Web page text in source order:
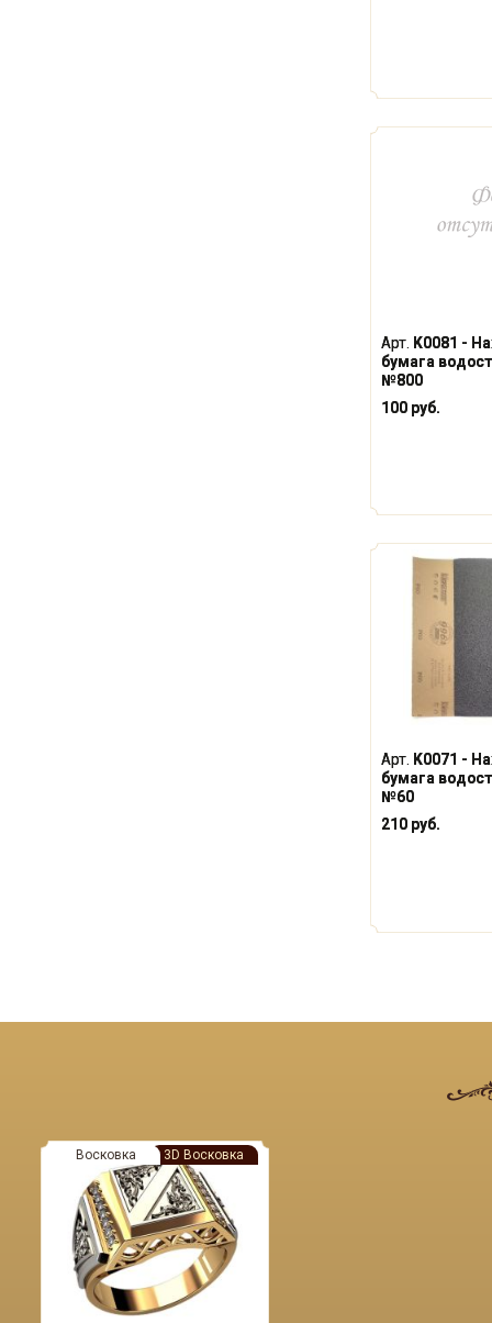
Арт. K0081 -
бумага
№800
100 руб.
Арт. K0071 -
бумага
№60
210 руб.
Восковка 3D Восковка